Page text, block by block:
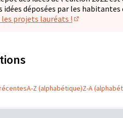
idées déposées par les
les projets lauréats !
A-Z (alphabétique)Z-A